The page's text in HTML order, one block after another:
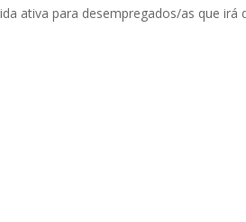
ativa para desempregados/as que irá